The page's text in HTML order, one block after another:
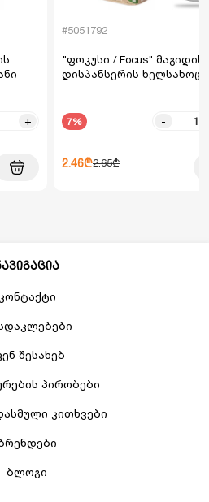
+
#5051792
"ფოკუსი / Focus" მაგიდის
დისპანსერის ხელსახოცი
7% -
2.46₾2.65₾
კონტაქტი
შესახებ
პირობები
კითხვები
ბლოგი